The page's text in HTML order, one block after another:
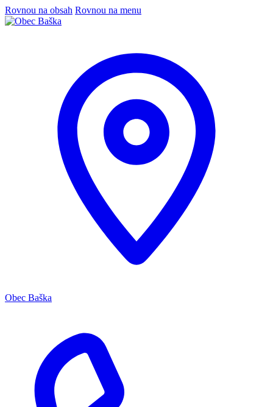
Rovnou na obsah Rovnou na menu
Obec Baška